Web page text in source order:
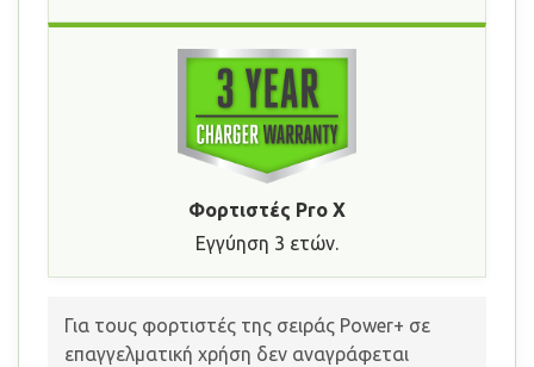
Φορτιστές Pro X
Εγγύηση 3 ετών.
Για τους φορτιστές της σειράς Power+ σε
επαγγελματική χρήση δεν αναγράφεται